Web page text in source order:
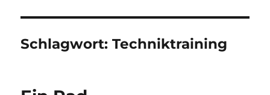
Schlagwort:Techniktraining